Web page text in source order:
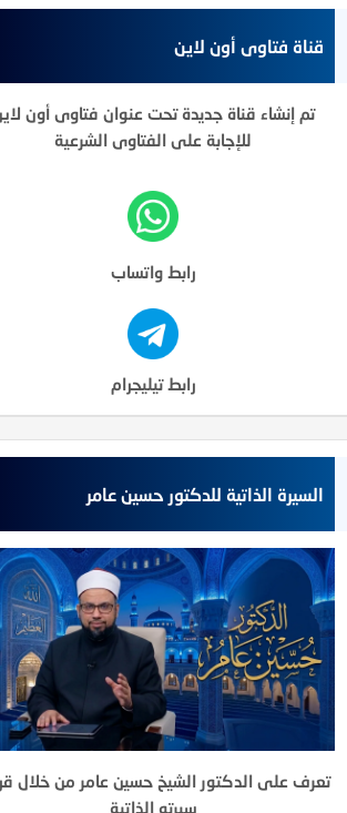
قناة فتاوى أون لاين
تم إنشاء قناة جديدة تحت عنوان فتاوى أون
للإجابة على الفتاوى الشرعية
رابط واتساب
رابط تيليجرام
السيرة الذاتية للدكتور حسين عامر
تعرف على الدكتور الشيخ حسين عامر من خلال
سيرته الذاتية